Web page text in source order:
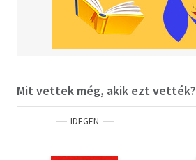
Mit vettek még, akik ezt vették?
IDEGEN